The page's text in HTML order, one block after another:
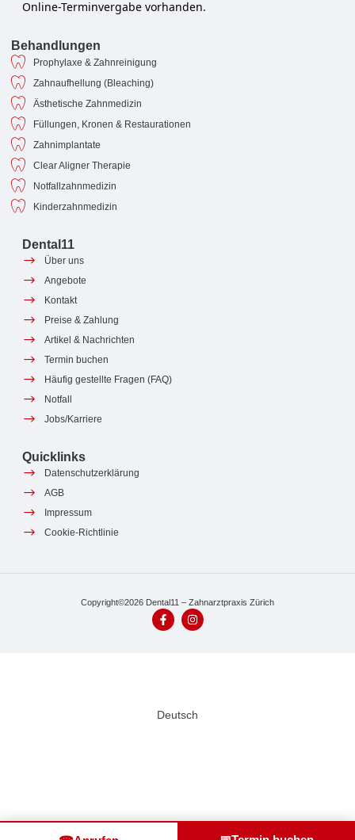
Online-Terminvergabe vorhanden.
Behandlungen
Prophylaxe & Zahnreinigung
Zahnaufhellung (Bleaching)
Ästhetische Zahnmedizin
Füllungen, Kronen & Restaurationen
Zahnimplantate
Clear Aligner Therapie
Notfallzahnmedizin
Kinderzahnmedizin
Dental11
Über uns
Angebote
Kontakt
Preise & Zahlung
Artikel & Nachrichten
Termin buchen
Häufig gestellte Fragen (FAQ)
Notfall
Jobs/Karriere
Quicklinks
Datenschutzerklärung
AGB
Impressum
Cookie-Richtlinie
Copyright©2026 Dental11 – Zahnarztpraxis Zürich
Deutsch